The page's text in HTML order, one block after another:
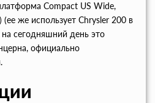
Compact US Wide,
(ее же использует Chrysler 200 в
сегодняшний день это
официально